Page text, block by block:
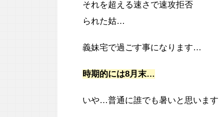
それを超える速さで速攻拒否
られた姑…
義妹宅で過ごす事になります…
時期的には8月末…
いや…普通に誰でも暑いと思います